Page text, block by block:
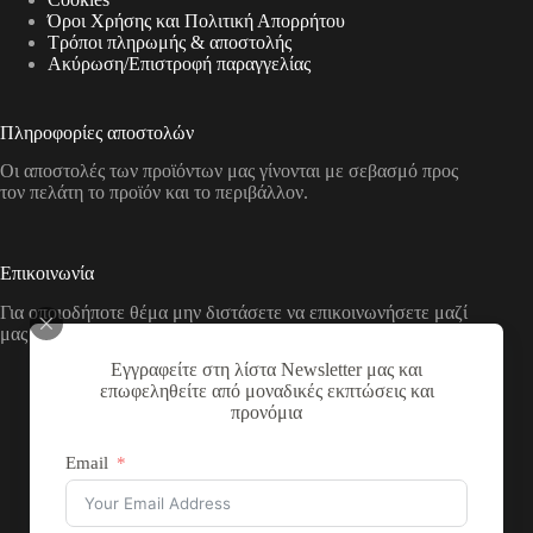
Εγγραφείτε στη λίστα Newsletter μας και
επωφεληθείτε από μοναδικές εκπτώσεις και
προνόμια
Email
Όροι Χρήσης και Πολιτική Απορρήτου
Τρόποι πληρωμής & αποστολής
Aκύρωση/Επιστροφή παραγγελίας
Πληροφορίες αποστολών
Οι αποστολές των προϊόντων μας γίνονται με σεβασμό προς
τον πελάτη το προϊόν και το περιβάλλον.
Επικοινωνία
Για οποιοδήποτε θέμα μην διστάσετε να επικοινωνήσετε μαζί
μας με τους παρακάτω τρόπους
Διεύθυνση:
Νικολάου Χάσου 19, ΤΚ 53100, Φλώρινα,
Τηλέφωνο:
+30 2385 503290
Email: